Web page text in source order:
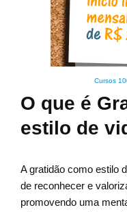
Cursos
O que é
estilo de
A gratidão como estilo
de reconhecer e
promovendo uma